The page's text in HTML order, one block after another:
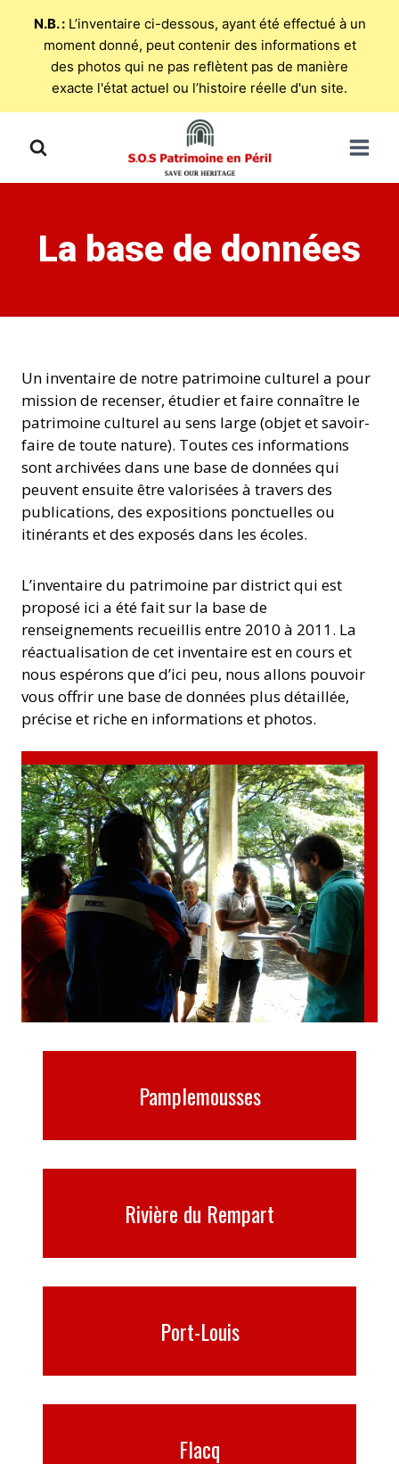
La base de données
Un inventaire de notre patrimoine culturel a pour
mission de recenser, étudier et faire connaître le
patrimoine culturel au sens large (objet et savoir-
faire de toute nature). Toutes ces informations
sont archivées dans une base de données qui
peuvent ensuite être valorisées à travers des
publications, des expositions ponctuelles ou
itinérants et des exposés dans les écoles.
L’inventaire du patrimoine par district qui est
proposé ici a été fait sur la base de
renseignements recueillis entre 2010 à 2011. La
réactualisation de cet inventaire est en cours et
nous espérons que d’ici peu, nous allons pouvoir
vous offrir une base de données plus détaillée,
précise et riche en informations et photos.
Pamplemousses
Rivière du Rempart
Port-Louis
Flacq
N.B. :L’inventaire ci-dessous, ayant été effectué à un
moment donné, peut contenir des informations et
des photos qui ne pas reflètent pas de manière
exacte l'état actuel ou l’histoire réelle d'un site.